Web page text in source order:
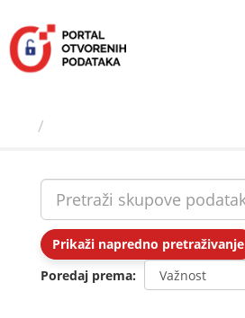
sadržaj
Prikaži napredno pretraživanje
Poredaj prema